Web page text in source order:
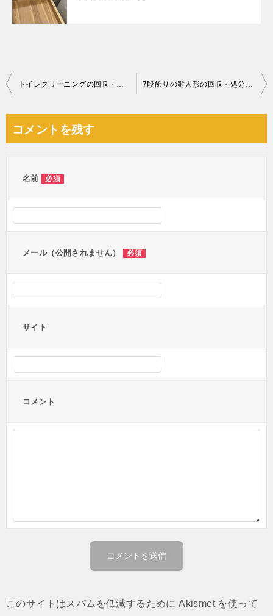
投
ビ
トイレクリーニングの回収・処分ご依頼 お客様の声 7段飾りの雛人形の回収・処分ご依頼 お客様の声
コメントを残す
名前 必須
メール（公開されません） 必須
サイト
コメント
このサイトはスパムを低減するために Akismet を使って